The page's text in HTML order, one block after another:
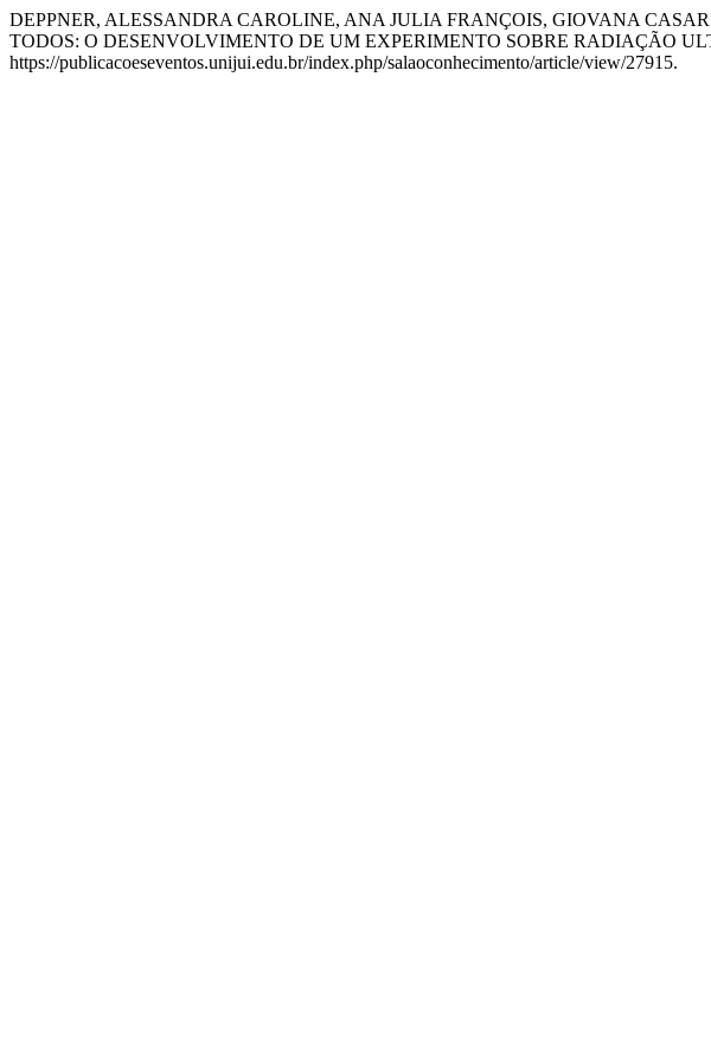
DEPPNER, ALESSANDRA CAROLINE, ANA JULIA FRANÇOIS, GIOVANA
TODOS: O DESENVOLVIMENTO DE UM EXPERIMENTO SOBRE RADIAÇÃO
https://publicacoeseventos.unijui.edu.br/index.php/salaoconhecimento/article/view/27915.